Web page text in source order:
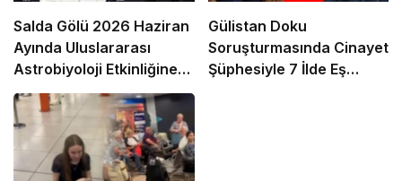
Salda Gölü 2026 Haziran
Ayında Uluslararası
Astrobiyoloji Etkinliğine
Ev Sahipliği Yapacak
Gülistan Doku
Soruşturmasında Cinayet
Şüphesiyle 7 İlde Eş